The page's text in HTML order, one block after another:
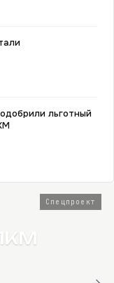
льготный
Спецпроект